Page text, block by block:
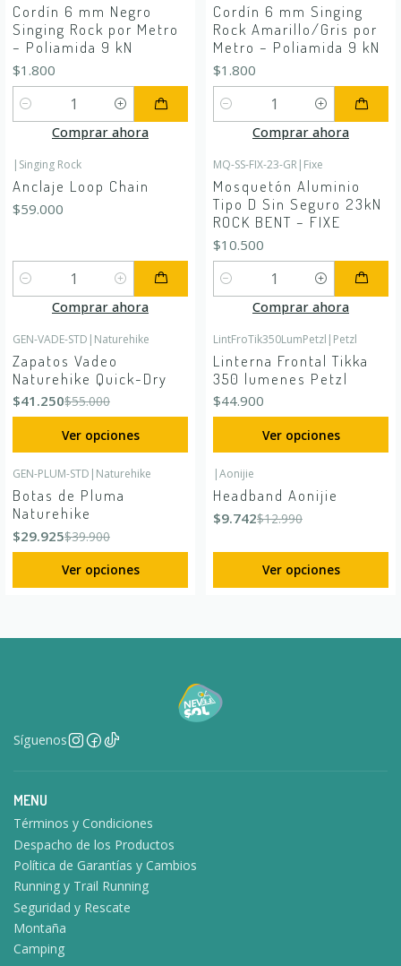
Cordín 6 mm Negro
Singing Rock por Metro
– Poliamida 9 kN
$1.800
Cantidad
Comprar ahora
Cordín 6 mm Singing
Rock Amarillo/Gris por
Metro – Poliamida 9 kN
$1.800
Cantidad
Comprar ahora
| Singing Rock
Anclaje Loop Chain
$59.000
Cantidad
Comprar ahora
MQ-SS-FIX-23-GR| Fixe
Mosquetón Aluminio
Tipo D Sin Seguro 23kN
ROCK BENT – FIXE
$10.500
Cantidad
Comprar ahora
GEN-VADE-STD | Naturehike
Zapatos Vadeo
Naturehike Quick-Dry
$41.250$55.000
Ver opciones
LintFroTik350LumPetzl | Petzl
Linterna Frontal Tikka
350 lumenes Petzl
$44.900
Ver opciones
GEN-PLUM-STD | Naturehike
Botas de Pluma
Naturehike
$29.925$39.900
Ver opciones
-25%
|Aonijie
Headband Aonijie
$9.742$12.990
Ver opciones
Síguenos
MENU
Términos y Condiciones
Despacho de los Productos
Política de Garantías y Cambios
Running y Trail Running
Seguridad y Rescate
Montaña
Camping